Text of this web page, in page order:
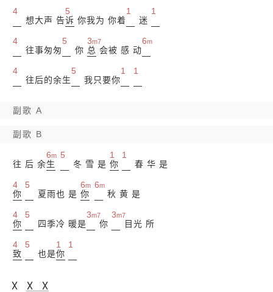
4
想大声 告
5
诉 你我为 你着
1
迷
1
4
往事匆匆
5
你
3m7
总 会被 感 动
6m
4
往后的余生
5
我只要你
1 1
副歌 A
副歌 B
往 后 余
6m
生
5
冬 雪 是
1
你
1
春 华 是
4
你
5
夏雨也 是
6m
你
6m
秋 黄 是
4
你
5
四季冷 暖是
3m7
你
3m7
目光 所
4
致
5
也是
1
你
1